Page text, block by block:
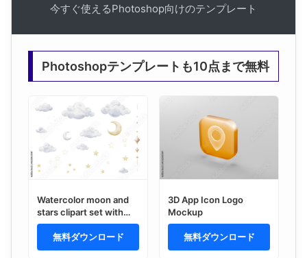
今すぐ使えるPhotoshop向けのテンプレート
Photoshopテンプレートも10点まで無料
Watercolor moon and
stars clipart set with
fluffy clouds, night sky
elements, dreamy
celestial designs for
無料ダウンロード
3D App Icon Logo
Mockup
無料ダウンロード